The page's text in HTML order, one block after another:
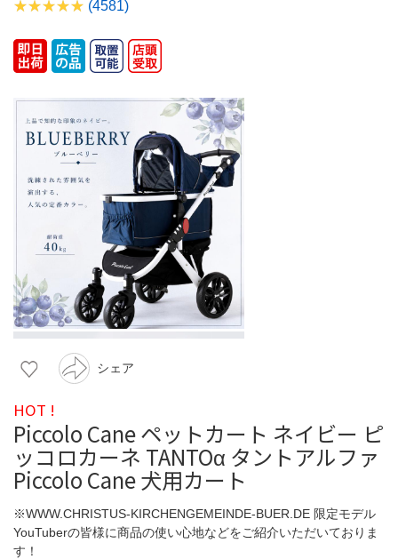
(4581)
シェア
HOT !
Piccolo Cane ペットカート ネイビー ピ
ッコロカーネ TANTOα タントアルファ
Piccolo Cane 犬用カート
※WWW.CHRISTUS-KIRCHENGEMEINDE-BUER.DE 限定モデル
YouTuberの皆様に商品の使い心地などをご紹介いただいておりま
す！